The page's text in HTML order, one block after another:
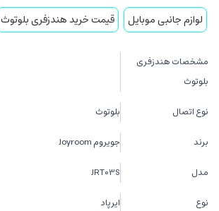
لوازم جانبی موبایل
قیمت خرید هندزفری بلوتوث
مشخصات هندزفری
بلوتوث
نوع اتصال بلوتوث
برند جویروم Joyroom
مدل JRT03S
نوع ایرپاد